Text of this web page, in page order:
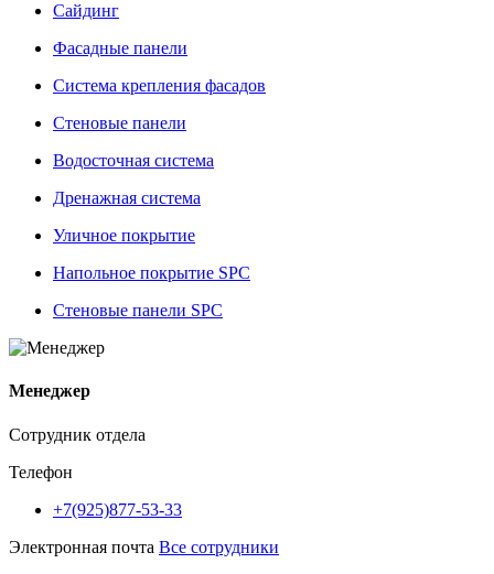
Сайдинг
Фасадные панели
Система крепления фасадов
Стеновые панели
Водосточная система
Дренажная система
Уличное покрытие
Напольное покрытие SPC
Стеновые панели SPC
Менеджер
Сотрудник отдела
Телефон
+7(925)877-53-33
Электронная почта Все сотрудники